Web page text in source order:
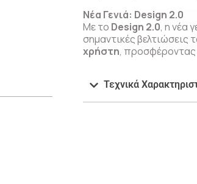
Νέα Γενιά: Design 2.0
Με το Design 2.0, η νέα
σημαντικές βελτιώσεις
χρήστη, προσφέροντας
Τεχνικά